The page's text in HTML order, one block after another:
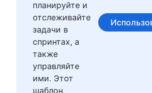
Product-led growth
Story mapping
программами
Основа проекта
Непрерывное
Принципы бережливого
повышение
Основные принципы
Scrum-доска
планируйте и
отслеживайте
задачи в
спринтах, а
также
управляйте
ими. Этот
шаблон